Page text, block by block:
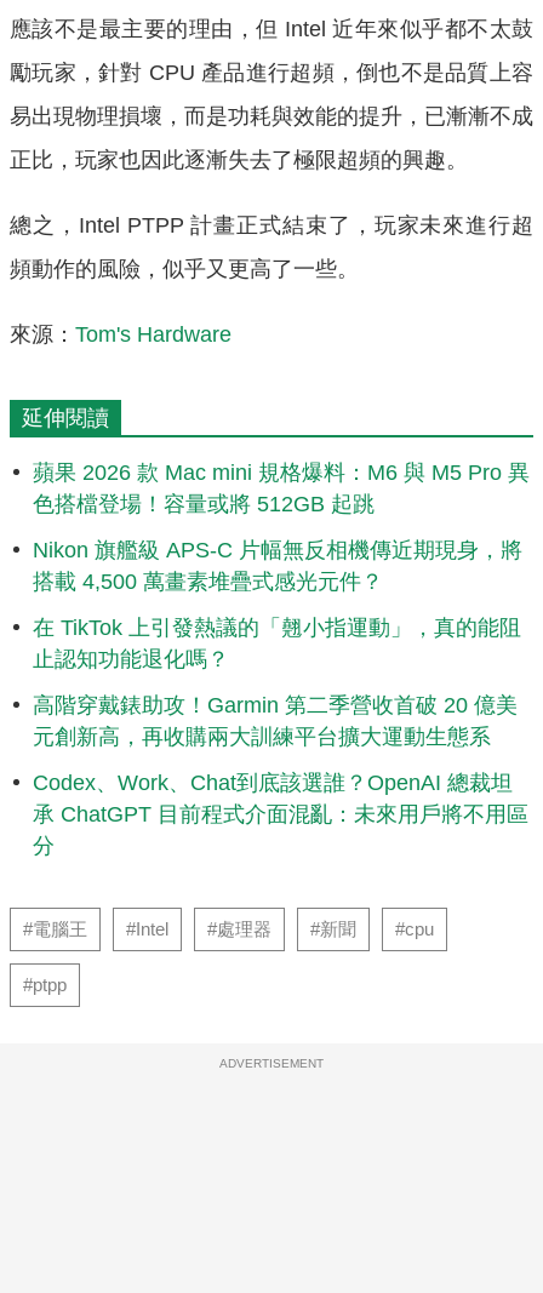
應該不是最主要的理由，但 Intel 近年來似乎都不太鼓
勵玩家，針對 CPU 產品進行超頻，倒也不是品質上容
易出現物理損壞，而是功耗與效能的提升，已漸漸不成
正比，玩家也因此逐漸失去了極限超頻的興趣。
總之，Intel PTPP 計畫正式結束了，玩家未來進行超
頻動作的風險，似乎又更高了一些。
來源： Tom's Hardware
延伸閱讀
蘋果 2026 款 Mac mini 規格爆料：M6 與 M5 Pro 異
色搭檔登場！容量或將 512GB 起跳
Nikon 旗艦級 APS-C 片幅無反相機傳近期現身，將
搭載 4,500 萬畫素堆疊式感光元件？
在 TikTok 上引發熱議的「翹小指運動」，真的能阻
止認知功能退化嗎？
高階穿戴錶助攻！Garmin 第二季營收首破 20 億美
元創新高，再收購兩大訓練平台擴大運動生態系
Codex、Work、Chat到底該選誰？OpenAI 總裁坦
承 ChatGPT 目前程式介面混亂：未來用戶將不用區
分
#電腦王 #Intel #處理器 #新聞 #cpu
#ptpp
ADVERTISEMENT